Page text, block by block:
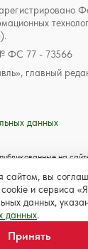
ФС 77 - 73566
главный
данных
на
текстовых,
согласия
Для детей
сайтом, вы
и сервиса
данных,
данных.
Принять